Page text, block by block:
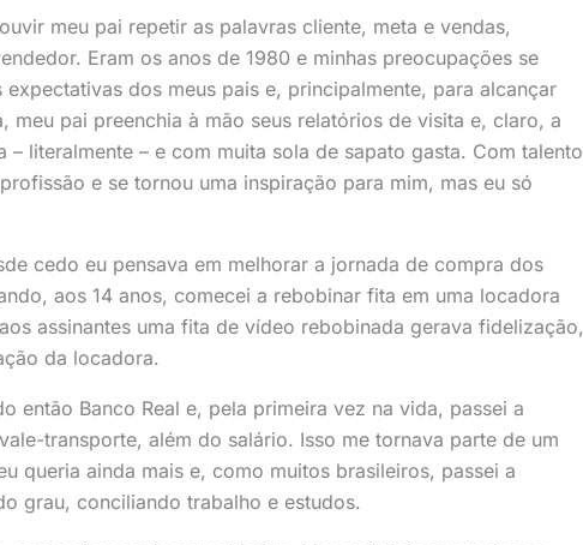
meu pai repetir as palavras cliente, meta e vendas,
Eram os anos de 1980 e minhas preocupações se
dos meus pais e, principalmente, para alcançar
meu pai preenchia à mão seus relatórios de visita e, claro, a
literalmente – e com muita sola de sapato gasta. Com talento
e se tornou uma inspiração para mim, mas eu só
cedo eu pensava em melhorar a jornada de compra dos
aos 14 anos, comecei a rebobinar fita em uma locadora
assinantes uma fita de vídeo rebobinada gerava fidelização,
da locadora.
então Banco Real e, pela primeira vez na vida, passei a
transporte, além do salário. Isso me tornava parte de um
queria ainda mais e, como muitos brasileiros, passei a
grau, conciliando trabalho e estudos.